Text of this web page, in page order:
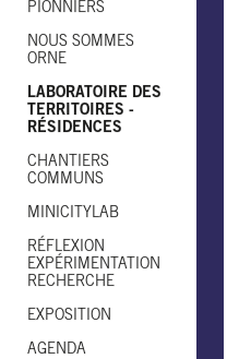
PIONNIERS
NOUS SOMMES
ORNE
LABORATOIRE DES
TERRITOIRES -
RÉSIDENCES
CHANTIERS
COMMUNS
MINICITYLAB
RÉFLEXION
EXPÉRIMENTATION
RECHERCHE
EXPOSITION
AGENDA